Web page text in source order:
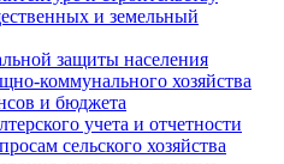
и земельный
защиты населения
коммунального хозяйства
и бюджета
учета и отчетности
сельского хозяйства